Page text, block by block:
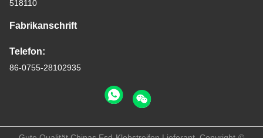
518110
Fabrikanschrift
Telefon:
86-0755-28102935